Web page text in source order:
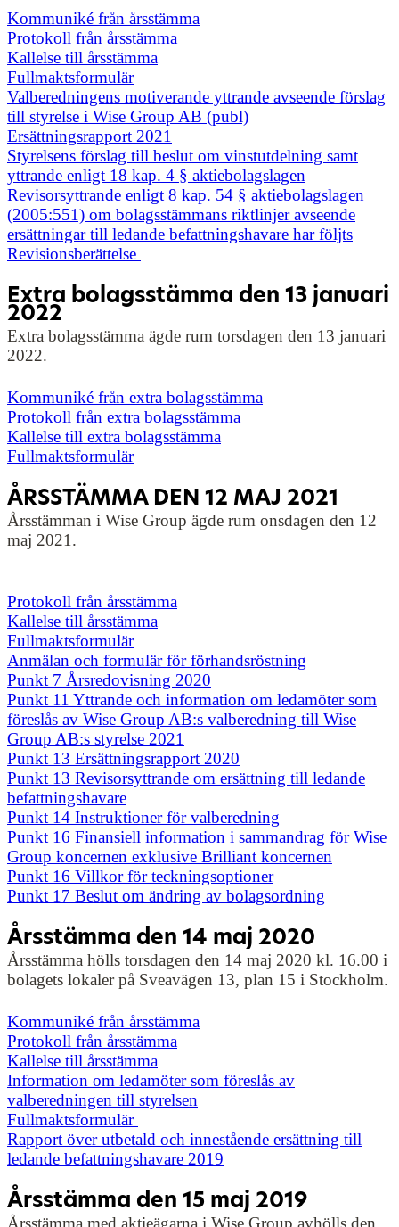
Kommuniké från årsstämma
Protokoll från årsstämma
Kallelse till årsstämma
Fullmaktsformulär
Valberedningens motiverande yttrande avseende förslag
till styrelse i Wise Group AB (publ)
Ersättningsrapport 2021
Styrelsens förslag till beslut om vinstutdelning samt
yttrande enligt 18 kap. 4 § aktiebolagslagen
Revisorsyttrande enligt 8 kap. 54 § aktiebolagslagen
(2005:551) om bolagsstämmans riktlinjer avseende
ersättningar till ledande befattningshavare har följts
Revisionsberättelse
Extra bolagsstämma den 13 januari
2022
Extra bolagsstämma ägde rum torsdagen den 13 januari
2022.
Kommuniké från extra bolagsstämma
Protokoll från extra bolagsstämma
Kallelse till extra bolagsstämma
Fullmaktsformulär
ÅRSSTÄMMA DEN 12 MAJ 2021
Årsstämman i Wise Group ägde rum onsdagen den 12
maj 2021.
Protokoll från årsstämma
Kallelse till årsstämma
Fullmaktsformulär
Anmälan och formulär för förhandsröstning
Punkt 7 Årsredovisning 2020
Punkt 11 Yttrande och information om ledamöter som
föreslås av Wise Group AB:s valberedning till Wise
Group AB:s styrelse 2021
Punkt 13 Ersättningsrapport 2020
Punkt 13 Revisorsyttrande om ersättning till ledande
befattningshavare
Punkt 14 Instruktioner för valberedning
Punkt 16 Finansiell information i sammandrag för Wise
Group koncernen exklusive Brilliant koncernen
Punkt 16 Villkor för teckningsoptioner
Punkt 17 Beslut om ändring av bolagsordning
Årsstämma den 14 maj 2020
Årsstämma hölls torsdagen den 14 maj 2020 kl. 16.00 i
bolagets lokaler på Sveavägen 13, plan 15 i Stockholm.
Kommuniké från årsstämma
Protokoll från årsstämma
Kallelse till årsstämma
Information om ledamöter som föreslås av
valberedningen till styrelsen
Fullmaktsformulär
Rapport över utbetald och innestående ersättning till
ledande befattningshavare 2019
Årsstämma den 15 maj 2019
Årsstämma med aktieägarna i Wise Group avhölls den